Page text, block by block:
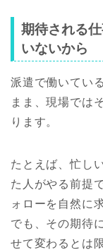
期待される
いないから
派遣で働いてい
まま、現場では
ります。
たとえば、忙し
た人がやる前提
ォローを自然に
でも、その期待
せて変わるとは